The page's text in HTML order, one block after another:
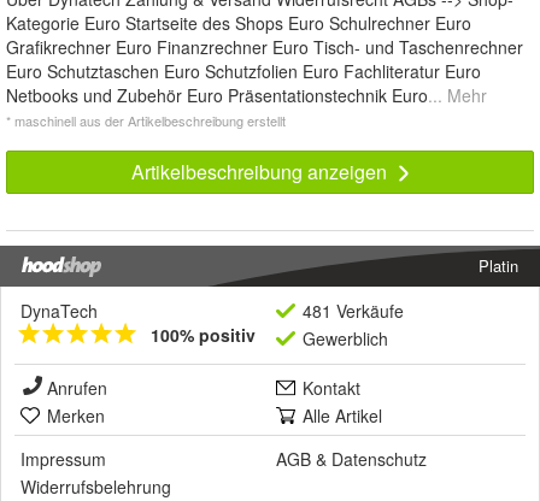
Kategorie Euro Startseite des Shops Euro Schulrechner Euro
Grafikrechner Euro Finanzrechner Euro Tisch- und Taschenrechner
Euro Schutztaschen Euro Schutzfolien Euro Fachliteratur Euro
Netbooks und Zubehör Euro Präsentationstechnik Euro... Mehr
* maschinell aus der Artikelbeschreibung erstellt
Artikelbeschreibung anzeigen
Platin
DynaTech
100% positiv
481 Verkäufe
Gewerblich
Anrufen
Kontakt
Merken
Alle Artikel
Impressum
AGB & Datenschutz
Widerrufsbelehrung